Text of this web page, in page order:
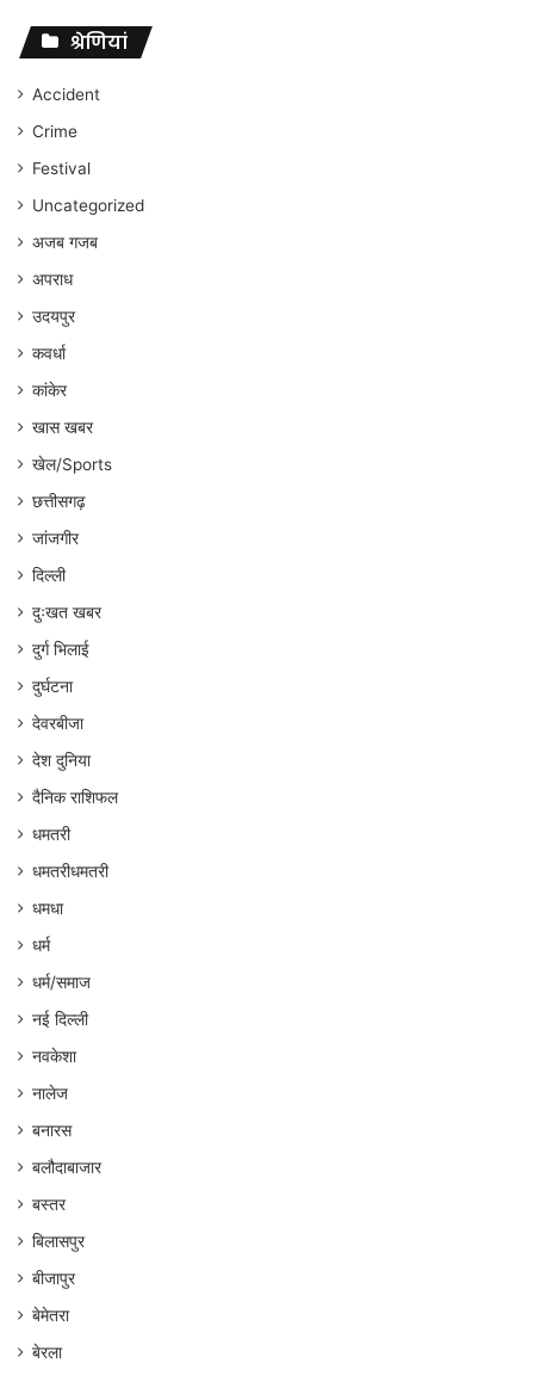
संघर्ष
जारी
रहेगा
अंकित
गौरहा
श्रेणियां
Accident
Crime
Festival
Uncategorized
अजब गजब
अपराध
उदयपुर
कवर्धा
कांकेर
खास खबर
खेल/Sports
छत्तीसगढ़
जांजगीर
दिल्ली
दुःखत खबर
दुर्ग भिलाई
दुर्घटना
देवरबीजा
देश दुनिया
दैनिक राशिफल
धमतरी
धमतरीधमतरी
धमधा
धर्म
धर्म/समाज
नई दिल्ली
नवकेशा
नालेज
बनारस
बलौदाबाजार
बस्तर
बिलासपुर
बीजापुर
बेमेतरा
बेरला